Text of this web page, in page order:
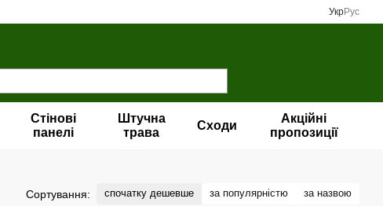
УкрРус
Стінові
панелі
Штучна
трава
Сходи
Акційні
пропозиції
Сортування: спочатку дешевше за популярністю за назвою